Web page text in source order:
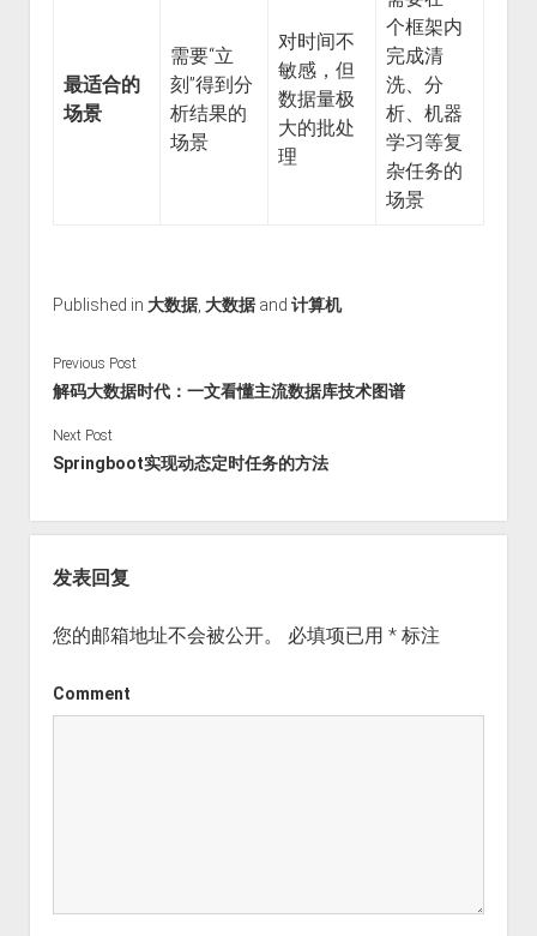
最适合的
场景
需要“立
刻”得到分
析结果的
场景
对时间不
敏感，但
数据量极
大的批处
理
个框架内
完成清
洗、分
析、机器
学习等复
杂任务的
场景
Published in 大数据, 大数据and 计算机
Previous Post
解码大数据时代：一文看懂主流数据库技术图谱
Next Post
Springboot实现动态定时任务的方法
发表回复
您的邮箱地址不会被公开。 必填项已用 *标注
Comment